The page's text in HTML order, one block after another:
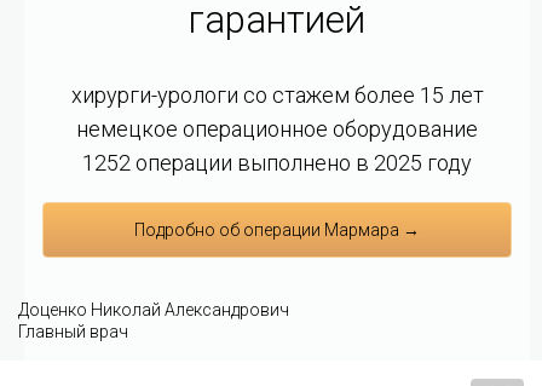
гарантией
хирурги-урологи со стажем более 15 лет
немецкое операционное оборудование
1252 операции выполнено в 2025 году
Подробно об операции Мармара →
Доценко Николай Александрович
Главный врач